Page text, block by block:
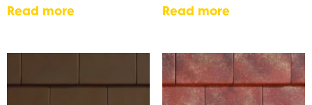
0
out
Read more
0
out
Read more